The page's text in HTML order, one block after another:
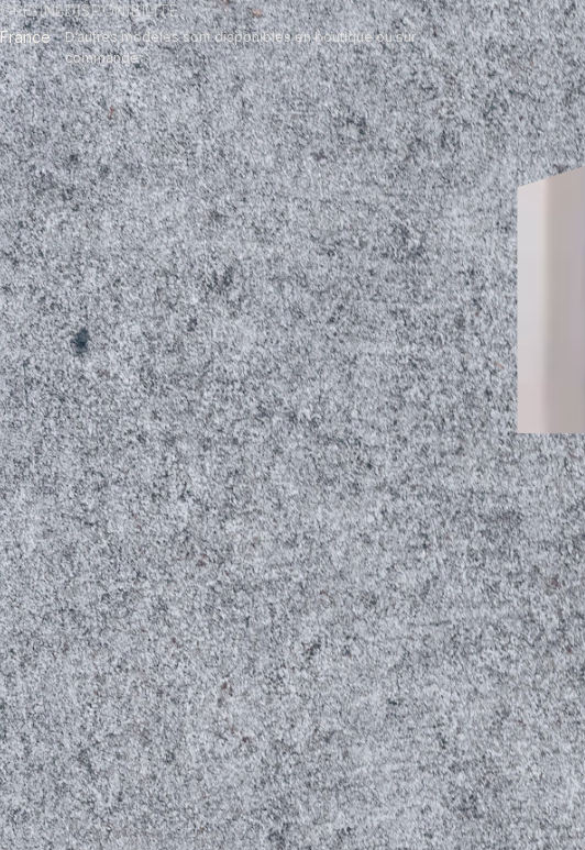
ORIGINE
France
DISPONIBILITÉ
D’autres modèles sont disponibles en boutique ou sur
commande